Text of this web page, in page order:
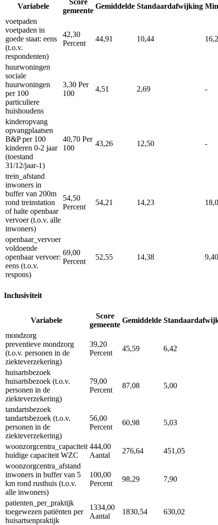
Variabele
Score
gemeente
Gemiddelde Standaardafwijking
voetpaden
voetpaden in
goede staat: eens
(t.o.v.
respondenten)
42,30
Percent
44,91 10,44
huurwoningen
sociale
huurwoningen
per 100
particuliere
huishoudens
3,30 Per
100
4,51 2,69 -
kinderopvang
opvangplaatsen
B&P per 100
kinderen 0-2 jaar
(toestand
31/12/jaar-1)
40,70 Per
100
43,26 12,50 -
trein_afstand
inwoners in
buffer van 200m
rond treinstation
of halte openbaar
vervoer (t.o.v. alle
inwoners)
54,50
Percent
54,21 14,23
openbaar_vervoer
voldoende
openbaar vervoer:
eens (t.o.v.
respons)
69,00
Percent
52,55 14,38 9,40
Inclusiviteit
Variabele
Score
gemeente
Gemiddelde
mondzorg
preventieve mondzorg
(t.o.v. personen in de
ziekteverzekering)
39,20
Percent
45,59 6,42
huisartsbezoek
huisartsbezoek (t.o.v.
personen in de
ziekteverzekering)
79,00
Percent
87,08 5,00
tandartsbezoek
tandartsbezoek (t.o.v.
personen in de
ziekteverzekering)
56,00
Percent
60,98 5,03
woonzorgcentra_capaciteit
huidige capaciteit WZC
444,00
Aantal
276,64
451,05
woonzorgcentra_afstand
inwoners in buffer van 5
km rond rusthuis (t.o.v.
alle inwoners)
100,00
Percent
98,29 7,90
patienten_per_praktijk
toegewezen patiënten per
huisartsenpraktijk
1334,00
Aantal
1830,54 630,02